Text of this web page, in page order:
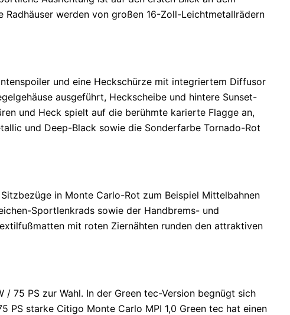
werden von großen 16-Zoll-Leichtmetallrädern
und eine Heckschürze mit integriertem Diffusor
ausgeführt, Heckscheibe und hintere Sunset-
und Heck spielt auf die berühmte karierte Flagge an,
und Deep-Black sowie die Sonderfarbe Tornado-Rot
in Monte Carlo-Rot zum Beispiel Mittelbahnen
Sportlenkrads sowie der Handbrems- und
mit roten Ziernähten runden den attraktiven
75 PS zur Wahl. In der Green tec-Version begnügt sich
starke Citigo Monte Carlo MPI 1,0 Green tec hat einen